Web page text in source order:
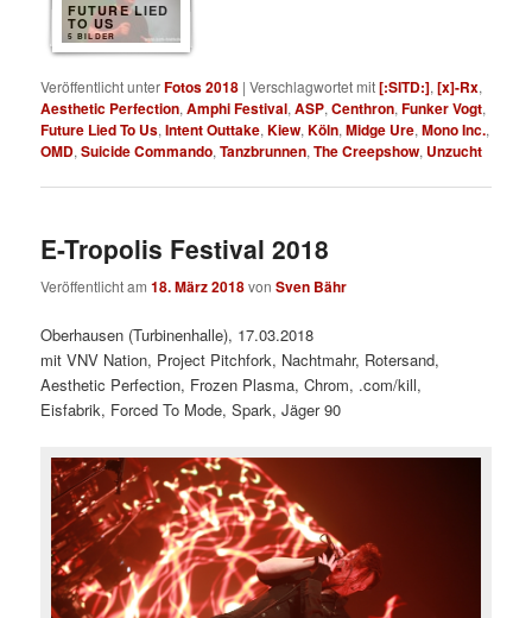
FUTURE LIED
TO US
5 BILDER
Veröffentlicht unterFotos 2018 |Verschlagwortet mit[:SITD:],[x]-Rx,
Aesthetic Perfection,Amphi Festival,ASP,Centhron,Funker Vogt,
Future Lied To Us,Intent Outtake,Kiew,Köln,Midge Ure,Mono Inc.,
OMD,Suicide Commando,Tanzbrunnen,The Creepshow, Unzucht
E-Tropolis Festival 2018
Veröffentlicht am18. März 2018vonSven Bähr
Oberhausen (Turbinenhalle), 17.03.2018
mit VNV Nation, Project Pitchfork, Nachtmahr, Rotersand,
Aesthetic Perfection, Frozen Plasma, Chrom, .com/kill,
Eisfabrik, Forced To Mode, Spark, Jäger 90